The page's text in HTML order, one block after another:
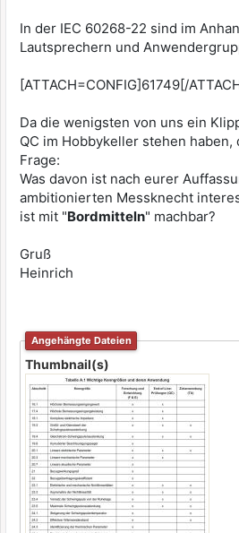
In der IEC 60268-22 sind im
Lautsprechern und
[ATTACH=CONFIG]61749[/
Da die wenigsten von uns ein
QC im Hobbykeller stehen haben,
Frage:
Was davon ist nach eurer
ambitionierten Messknecht
ist mit "Bordmitteln" machbar?
Gruß
Heinrich
Angehängte Dateien
Thumbnail(s)